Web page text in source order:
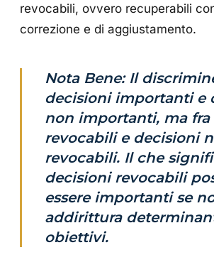
revocabili, ovvero recuperabili
correzione e di aggiustamento.
Nota Bene: Il
decisioni importanti e
non importanti, ma fra
revocabili e decisioni
revocabili. Il che
decisioni revocabili
essere importanti se
addirittura
obiettivi.